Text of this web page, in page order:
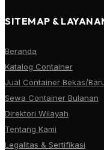
SITEMAP &
Beranda
Katalog Container
Jual Container Bekas/
Sewa Container Bulanan
Direktori Wilayah
Tentang Kami
Legalitas & Sertifikasi